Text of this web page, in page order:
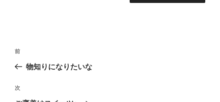
投
ビ
前
の
稿
前
物知りになりたいな
次
次